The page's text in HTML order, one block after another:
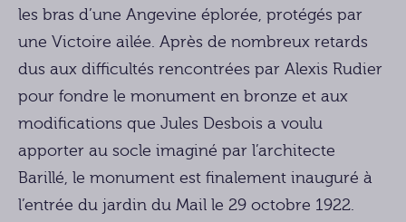
les bras d’une Angevine éplorée, protégés par
une Victoire ailée. Après de nombreux retards
dus aux difficultés rencontrées par Alexis Rudier
pour fondre le monument en bronze et aux
modifications que Jules Desbois a voulu
apporter au socle imaginé par l’architecte
Barillé, le monument est finalement inauguré à
l’entrée du jardin du Mail le 29 octobre 1922.